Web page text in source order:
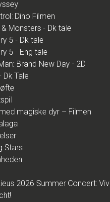
Dino Filmen
Monsters - Dk tale
5 - Dk tale
5 - Eng tale
Brand New Day - 2D
Dk Tale
magiske dyr – Filmen
Stars
2026 Summer Concert: